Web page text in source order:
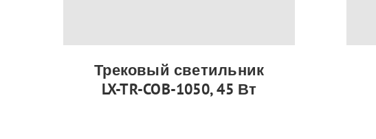
Трековый светильник
LX-TR-COB-1050, 45 Вт